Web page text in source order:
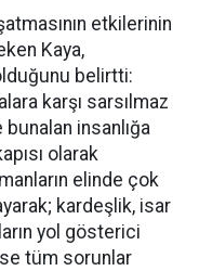
etkilerinin
Kaya,
belirtti:
karşı sarsılmaz
insanlığa
olarak
elinde çok
kardeşlik, isar
yol gösterici
tüm sorunlar